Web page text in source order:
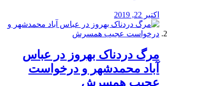
اکتبر 22, 2019
مرگ دردناک بهروز در عباس
آباد محمدشهر و درخواست
عجیب همسرش